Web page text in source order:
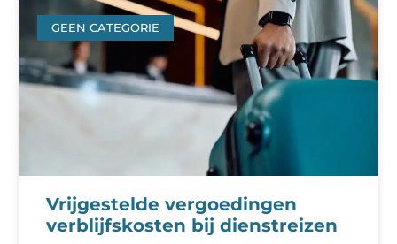
GEEN CATEGORIE
Vrijgestelde vergoedingen
verblijfskosten bij dienstreizen